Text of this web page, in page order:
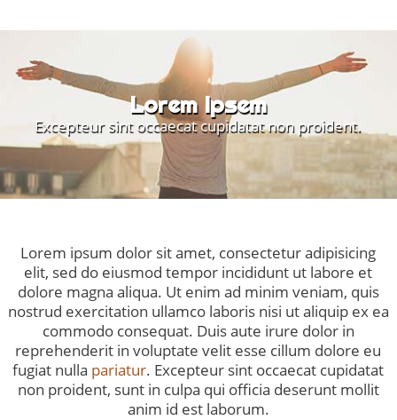
Lorem Ipsem
Excepteur sint occaecat cupidatat non proident.
Lorem ipsum dolor sit amet, consectetur adipisicing
elit, sed do eiusmod tempor incididunt ut labore et
dolore magna aliqua. Ut enim ad minim veniam, quis
nostrud exercitation ullamco laboris nisi ut aliquip ex ea
commodo consequat. Duis aute irure dolor in
reprehenderit in voluptate velit esse cillum dolore eu
fugiat nulla pariatur. Excepteur sint occaecat cupidatat
non proident, sunt in culpa qui officia deserunt mollit
anim id est laborum.